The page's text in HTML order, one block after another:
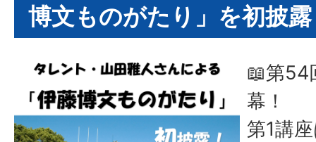
博文ものがたり」を初披
📖第54
幕！
第1講